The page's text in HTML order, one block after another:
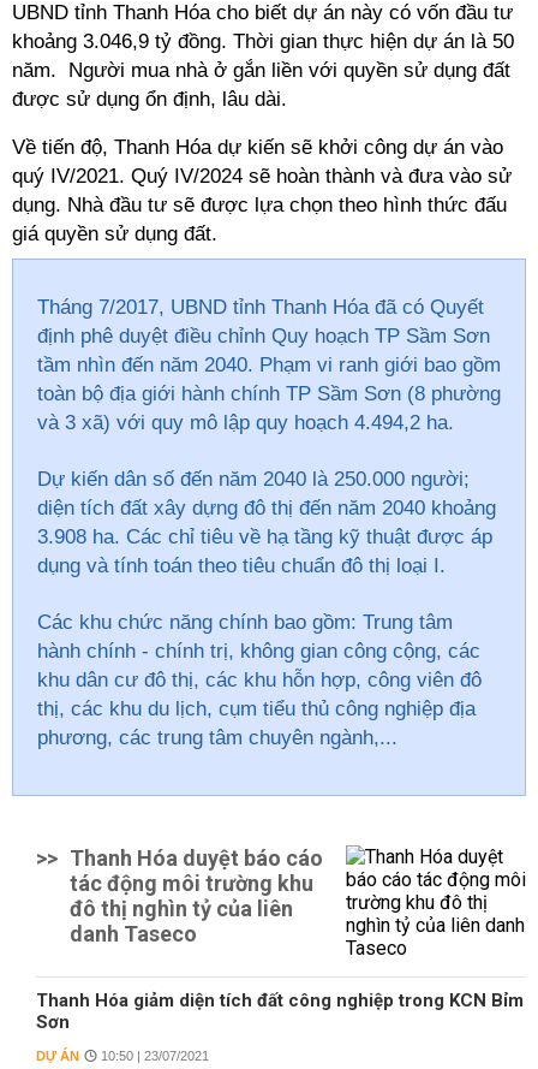
UBND tỉnh Thanh Hóa cho biết dự án này có vốn đầu tư
khoảng 3.046,9 tỷ đồng. Thời gian thực hiện dự án là 50
năm. Người mua nhà ở gắn liền với quyền sử dụng đất
được sử dụng ổn định, lâu dài.
Về tiến độ, Thanh Hóa dự kiến sẽ khởi công dự án vào
quý IV/2021. Quý IV/2024 sẽ hoàn thành và đưa vào sử
dụng. Nhà đầu tư sẽ được lựa chọn theo hình thức đấu
giá quyền sử dụng đất.
Tháng 7/2017, UBND tỉnh Thanh Hóa đã có Quyết
định phê duyệt điều chỉnh Quy hoạch TP Sầm Sơn
tầm nhìn đến năm 2040. Phạm vi ranh giới bao gồm
toàn bộ địa giới hành chính TP Sầm Sơn (8 phường
và 3 xã) với quy mô lập quy hoạch 4.494,2 ha.
Dự kiến dân số đến năm 2040 là 250.000 người;
diện tích đất xây dựng đô thị đến năm 2040 khoảng
3.908 ha. Các chỉ tiêu về hạ tầng kỹ thuật được áp
dụng và tính toán theo tiêu chuẩn đô thị loại I.
Các khu chức năng chính bao gồm: Trung tâm
hành chính - chính trị, không gian công cộng, các
khu dân cư đô thị, các khu hỗn hợp, công viên đô
thị, các khu du lịch, cụm tiểu thủ công nghiệp địa
phương, các trung tâm chuyên ngành,...
>> Thanh Hóa duyệt báo cáo
tác động môi trường khu
đô thị nghìn tỷ của liên
danh Taseco
Thanh Hóa giảm diện tích đất công nghiệp trong KCN Bỉm
Sơn
DỰ ÁN 10:50 | 23/07/2021